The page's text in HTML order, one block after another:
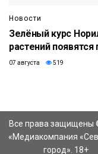
Новости
Зелёный курс
растений
07 августа 519
Все права
«Медиакомпания
город». 18+